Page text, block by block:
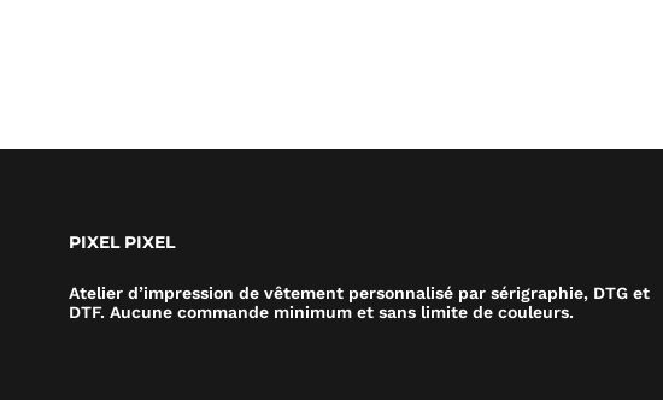
PIXEL PIXEL
Atelier d’impression de vêtement personnalisé par sérigraphie, DTG et
DTF. Aucune commande minimum et sans limite de couleurs.